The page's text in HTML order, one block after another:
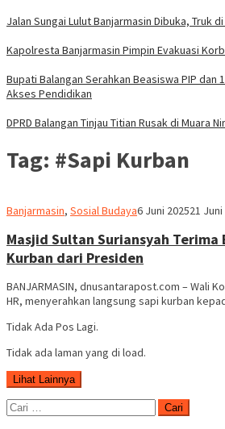
Jalan Sungai Lulut Banjarmasin Dibuka, Truk
Kapolresta Banjarmasin Pimpin Evakuasi
Bupati Balangan Serahkan Beasiswa PIP dan
Akses Pendidikan
DPRD Balangan Tinjau Titian Rusak di Muara
Tag: #Sapi Kurban
Banjarmasin, Sosial BudayaRedaksi
6 Juni 202521 Juni
Masjid Sultan Suriansyah Terima
Kurban dari Presiden
BANJARMASIN, dnusantarapost.com – Wali
HR, menyerahkan langsung sapi kurban
Tidak Ada Pos Lagi.
Tidak ada laman yang di load.
Lihat Lainnya
Cari
untuk: